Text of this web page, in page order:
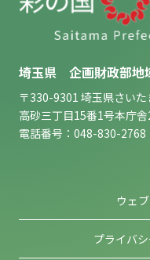
埼玉県 企画財政部地
〒330-9301 埼玉県さい
高砂三丁目15番1号本庁
電話番号：048-830-2768
ウェ
プライバ